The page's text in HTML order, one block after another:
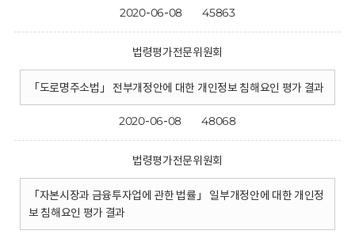
2020-06-08 45863
법령평가전문위원회
「도로명주소법」 전부개정안에 대한 개인정보 침해요인 평가 결과
2020-06-08 48068
법령평가전문위원회
「자본시장과 금융투자업에 관한 법률」 일부개정안에 대한 개인정
보 침해요인 평가 결과